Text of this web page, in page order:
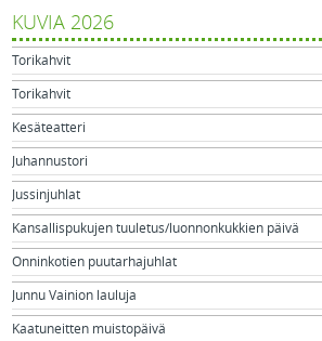
KUVIA 2026
Torikahvit
Torikahvit
Kesäteatteri
Juhannustori
Jussinjuhlat
Kansallispukujen tuuletus/luonnonkukkien päivä
Onninkotien puutarhajuhlat
Junnu Vainion lauluja
Kaatuneitten muistopäivä